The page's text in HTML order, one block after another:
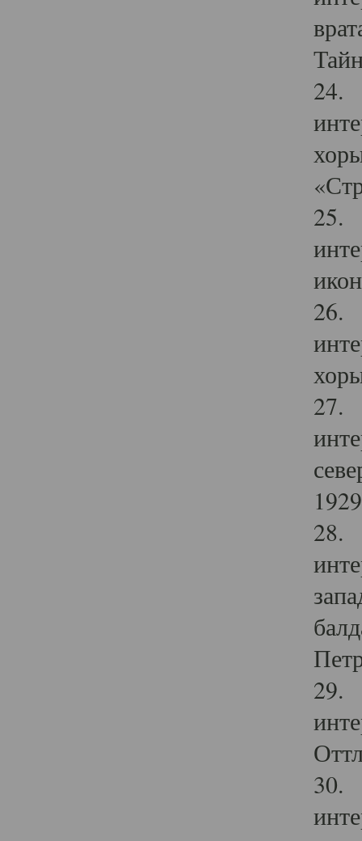
24.
25.
26.
27.
28.
29.
30.